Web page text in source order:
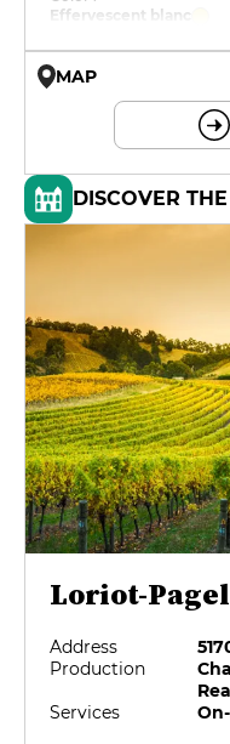
Effervescent blanc
MAP
DISCOVER
Loriot-Pagel
Address
Production
Services